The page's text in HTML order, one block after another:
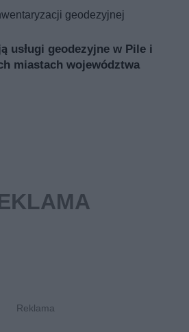
geodezyjnej
usługi geodezyjne w Pile i
miastach województwa